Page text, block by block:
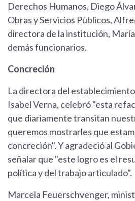
Derechos Humanos, Diego
Obras y Servicios Públicos,
directora de la institución,
demás funcionarios.
Concreción
La directora del
Isabel Verna, celebró "esta
que diariamente transitan
queremos mostrarles que
concreción". Y agradeció al
señalar que "este logro es el
política y del trabajo articulado".
Marcela Feuerschvenger,